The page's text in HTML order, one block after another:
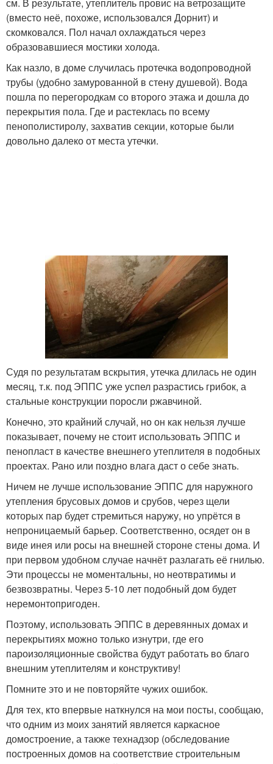
см. В результате, утеплитель провис на ветрозащите
(вместо неё, похоже, использовался Дорнит) и
скомковался. Пол начал охлаждаться через
образовавшиеся мостики холода.
Как назло, в доме случилась протечка водопроводной
трубы (удобно замурованной в стену душевой). Вода
пошла по перегородкам со второго этажа и дошла до
перекрытия пола. Где и растеклась по всему
пенополистиролу, захватив секции, которые были
довольно далеко от места утечки.
Судя по результатам вскрытия, утечка длилась не один
месяц, т.к. под ЭППС уже успел разрастись грибок, а
стальные конструкции поросли ржавчиной.
Конечно, это крайний случай, но он как нельзя лучше
показывает, почему не стоит использовать ЭППС и
пенопласт в качестве внешнего утеплителя в подобных
проектах. Рано или поздно влага даст о себе знать.
Ничем не лучше использование ЭППС для наружного
утепления брусовых домов и срубов, через щели
которых пар будет стремиться наружу, но упрётся в
непроницаемый барьер. Соответственно, осядет он в
виде инея или росы на внешней стороне стены дома. И
при первом удобном случае начнёт разлагать её гнилью.
Эти процессы не моментальны, но неотвратимы и
безвозвратны. Через 5-10 лет подобный дом будет
неремонтопригоден.
Поэтому, использовать ЭППС в деревянных домах и
перекрытиях можно только изнутри, где его
пароизоляционные свойства будут работать во благо
внешним утеплителям и конструктиву!
Помните это и не повторяйте чужих ошибок.
Для тех, кто впервые наткнулся на мои посты, сообщаю,
что одним из моих занятий является каркасное
домостроение, а также технадзор (обследование
построенных домов на соответствие строительным